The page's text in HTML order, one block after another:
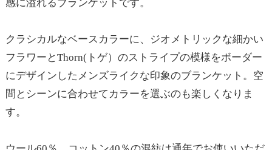
感に溢れるブランケットです。
クラシカルなベースカラーに、ジオメトリックな細かい
フラワーとThorn(トゲ）のストライプの模様をボーダー
にデザインしたメンズライクな印象のブランケット。空
間とシーンに合わせてカラーを選ぶのも楽しくなりま
す。